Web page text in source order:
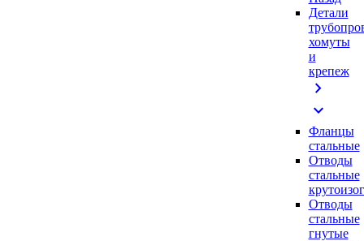
Детали
хомуты
и
крепеж
chevron_right
expand_more
Фланцы
стальные
Отводы
стальные
Отводы
стальные
гнутые